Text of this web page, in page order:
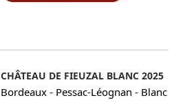
CHÂTEAU DE FIEUZAL BLANC 2025
Bordeaux - Pessac-Léognan - Blanc